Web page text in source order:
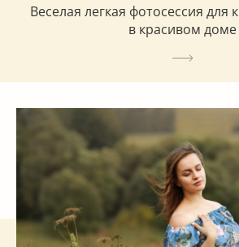
Веселая легкая фотосессия для
в красивом доме